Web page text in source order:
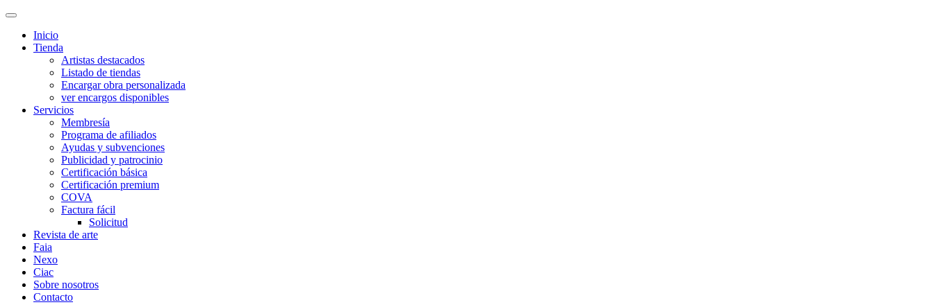
Inicio
Tienda
Artistas destacados
Listado de tiendas
Encargar obra personalizada
ver encargos disponibles
Servicios
Membresía
Programa de afiliados
Ayudas y subvenciones
Publicidad y patrocinio
Certificación básica
Certificación premium
COVA
Factura fácil
Solicitud
Revista de arte
Faia
Nexo
Ciac
Sobre nosotros
Contacto